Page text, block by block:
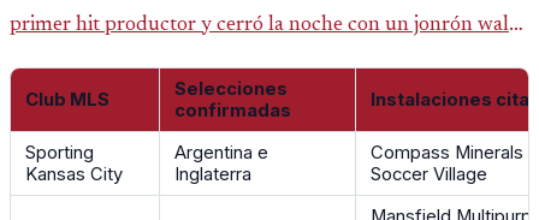
primer hit productor y cerró la noche con un jonrón walk-
off de dos carreras que MLB ubicó como el quinto caso de
este tipo en la historia.
Club MLS
Selecciones
confirmadas
Instalaciones
Sporting
Kansas City
Argentina e
Inglaterra
Compass Minerals
Soccer Village